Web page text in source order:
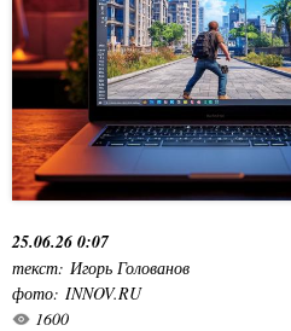
25.06.26 0:07
текст: Игорь Голованов
фото: INNOV.RU
1600